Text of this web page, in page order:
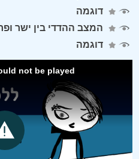
דוגמה
המצב ההדדי בין ישר
דוגמה
not be played